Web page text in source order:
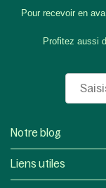
Pour recevoir en
Profitez aussi
Notre blog
Liens utiles